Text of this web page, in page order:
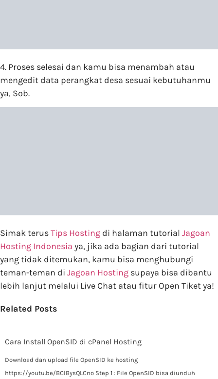
4. Proses selesai dan kamu bisa menambah atau
mengedit data perangkat desa sesuai kebutuhanmu
ya, Sob.
Simak terusTips Hosting di halaman tutorial Jagoan
Hosting Indonesia ya, jika ada bagian dari tutorial
yang tidak ditemukan, kamu bisa menghubungi
teman-teman di Jagoan Hosting supaya bisa dibantu
lebih lanjut melalui Live Chat atau fitur Open Tiket ya!
Related Posts
Cara Install OpenSID di cPanel Hosting
Download dan upload file OpenSID ke hosting
https://youtu.be/BClBysQLCno Step 1 : File OpenSID bisa diunduh